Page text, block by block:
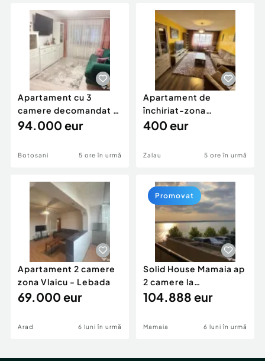
Servicii
Animale de companie
Afaceri și echipamente profesionale
Inchiriere Bunuri si Vehicule
Utilaje agricole si industriale
Piese auto si accesorii
Dacia Duster
Apartament cu 3
camere decomandat -
renovat - Bucovina -
94.000 eur
Botosani 5 ore în urmă
Apartament de
închiriat-zona
ultracentrală
400 eur
Zalau 5 ore în urmă
Apartament 2 camere
zona Vlaicu - Lebada
69.000 eur
Arad 6 luni în urmă
Solid House Mamaia ap
2 camere la
cheie,langa Mega
104.888 eur
Mamaia 6 luni în urmă
Promovat